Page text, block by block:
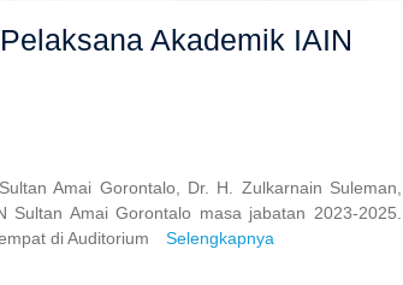
Akademik IAIN
Amai Gorontalo, Dr. H. Zulkarnain Suleman,
Amai Gorontalo masa jabatan 2023-2025.
di Auditorium
Selengkapnya